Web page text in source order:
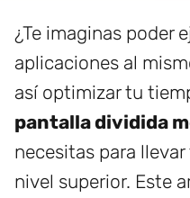
¿Te imaginas poder
aplicaciones al
así optimizar tu
pantalla dividida
necesitas para
nivel superior. Este